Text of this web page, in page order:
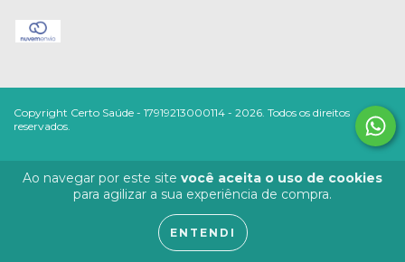
Ao navegar por este site você aceita o uso de cookies
para agilizar a sua experiência de compra.
ENTENDI
Copyright Certo Saúde - 17919213000114 - 2026. Todos os direitos
reservados.